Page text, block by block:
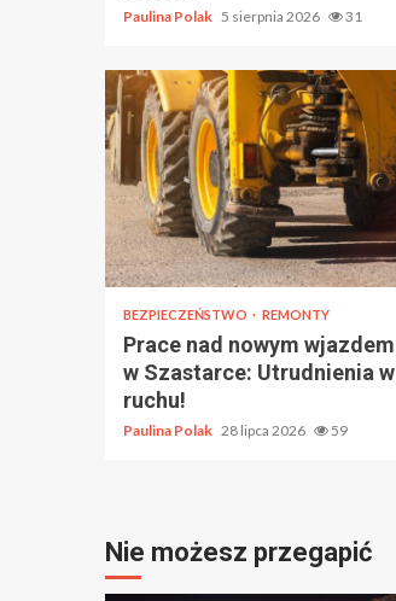
Paulina Polak 5 sierpnia 2026 31
BEZPIECZEŃSTWO REMONTY
Prace nad nowym wjazdem
w Szastarce: Utrudnienia w
ruchu!
Paulina Polak 28 lipca 2026 59
Nie możesz przegapić